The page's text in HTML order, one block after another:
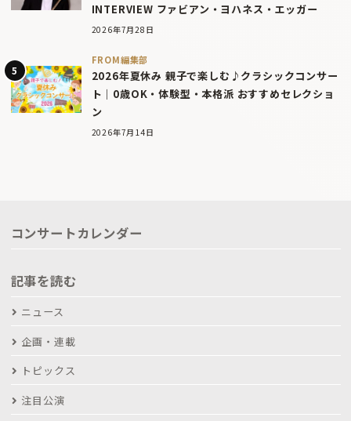
INTERVIEW ファビアン・ヨハネス・エッガー
2026年7月28日
FROM編集部
2026年夏休み 親子で楽しむ♪クラシックコンサー
ト｜0歳OK・体験型・本格派 おすすめセレクショ
ン
2026年7月14日
コンサートカレンダー
記事を読む
ニュース
企画・連載
トピックス
注目公演